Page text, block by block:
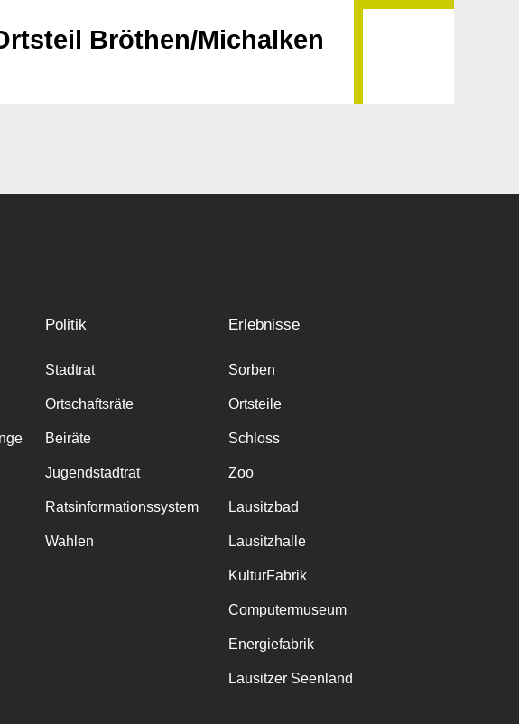
Bröthen/Michalken
Politik
Stadtrat
Ortschaftsräte
Beiräte
Jugendstadtrat
Ratsinformationssystem
Wahlen
Erlebnisse
Sorben
Ortsteile
Schloss
Zoo
Lausitzbad
Lausitzhalle
KulturFabrik
Computermuseum
Energiefabrik
Lausitzer Seenland